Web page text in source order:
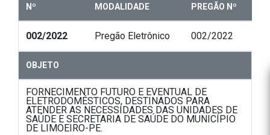
Nº
MODALIDADE PREGÃO Nº
002/2022 Pregão Eletrônico 002/2022
OBJETO
FORNECIMENTO FUTURO E EVENTUAL DE
ELETRODOMÉSTICOS, DESTINADOS PARA
ATENDER AS NECESSIDADES DAS UNIDADES DE
SAÚDE E SECRETARIA DE SAÚDE DO MUNICÍPIO
DE LIMOEIRO-PE.